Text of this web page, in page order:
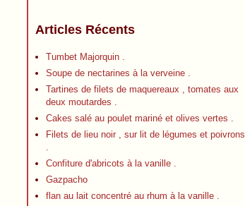
Articles Récents
Tumbet Majorquin .
Soupe de nectarines à la verveine .
Tartines de filets de maquereaux , tomates aux
deux moutardes .
Cakes salé au poulet mariné et olives vertes .
Filets de lieu noir , sur lit de légumes et poivrons
.
Confiture d'abricots à la vanille .
Gazpacho
flan au lait concentré au rhum à la vanille .